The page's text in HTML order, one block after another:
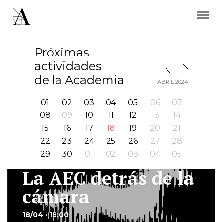
Próximas
actividades
de la Academia
MES ANTERIOR
MES SIGUIENTE
ABRIL 2024
01 02 03 04 05 06
07
08
09 10 11 12 13
14
15
16 17 18 19 20
21
22
23 24 25 26 27
28
29
30 01 02 03 04 05
La AEC detrás de la
cámara
18/04 · 19:00
ÚNETE A LA ACADEMIA DE CINE
PRENSA
NEWSLETTER